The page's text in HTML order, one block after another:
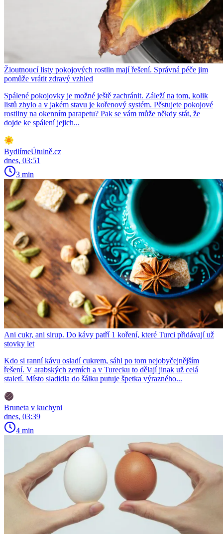
Žloutnoucí listy pokojových rostlin mají řešení. Správná péče jim
pomůže vrátit zdravý vzhled
Spálené pokojovky je možné ještě zachránit. Záleží na tom, kolik
listů zbylo a v jakém stavu je kořenový systém. Pěstujete pokojové
rostliny na okenním parapetu? Pak se vám může někdy stát, že
dojde ke spálení jejich...
BydlímeÚtulně.cz
dnes, 03:51
3 min
Ani cukr, ani sirup. Do kávy patří 1 koření, které Turci přidávají už
stovky let
Kdo si ranní kávu osladí cukrem, sáhl po tom nejobyčejnějším
řešení. V arabských zemích a v Turecku to dělají jinak už celá
staletí. Místo sladidla do šálku putuje špetka výrazného...
Bruneta v kuchyni
dnes, 03:39
4 min